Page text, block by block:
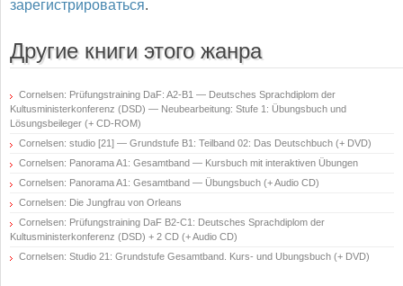
зарегистрироваться.
Другие книги этого жанра
Cornelsen: Prüfungstraining DaF: A2-B1 — Deutsches Sprachdiplom der
Kultusministerkonferenz (DSD) — Neubearbeitung: Stufe 1: Übungsbuch und
Lösungsbeileger (+ CD-ROM)
Cornelsen: studio [21] — Grundstufe B1: Teilband 02: Das Deutschbuch (+ DVD)
Cornelsen: Panorama A1: Gesamtband — Kursbuch mit interaktiven Übungen
Cornelsen: Panorama A1: Gesamtband — Übungsbuch (+ Audio CD)
Cornelsen: Die Jungfrau von Orleans
Cornelsen: Prüfungstraining DaF B2-C1: Deutsches Sprachdiplom der
Kultusministerkonferenz (DSD) + 2 CD (+ Audio CD)
Cornelsen: Studio 21: Grundstufe Gesamtband. Kurs- und Ubungsbuch (+ DVD)